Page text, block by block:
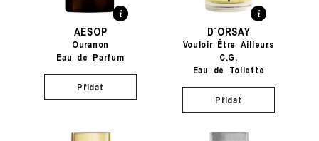
AESOP
Ouranon
Eau de Parfum
Přidat
D´ORSAY
Vouloir Être Ailleurs
C.G.
Eau de Toilette
Přidat